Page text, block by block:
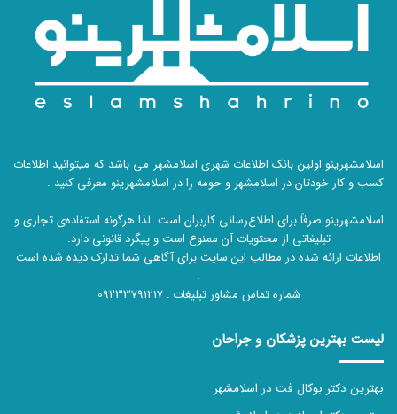
اسلامشهرینو اولین بانک اطلاعات شهری اسلامشهر می باشد که میتوانید اطلاعات
کسب و کار خودتان در اسلامشهر و حومه را در اسلامشهرینو معرفی کنید .
اسلامشهرینو صرفاً برای اطلاع‌رسانی کاربران است. لذا هرگونه استفاده‌ی تجاری و
تبلیغاتی از محتویات آن ممنوع است و پیگرد قانونی دارد.
اطلاعات ارائه شده در مطالب این سایت برای آگاهی شما تدارک دیده شده است
.
شماره تماس مشاور تبلیغات :09233791217
لیست بهترین پزشکان و جراحان
بهترین دکتر بوکال فت در اسلامشهر